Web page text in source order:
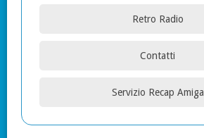
Retro Radio
Contatti
Servizio Recap Amiga